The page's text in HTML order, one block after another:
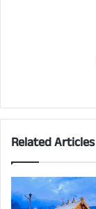
Related Articles